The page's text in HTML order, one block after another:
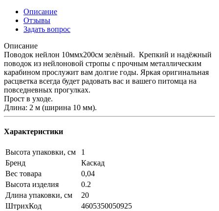
Описание
Отзывы
Задать вопрос
Описание
Поводок нейлон 10ммх200см зелёный. Крепкий и надёжный
поводок из нейлоновой стропы с прочным металлическим
карабином прослужит вам долгие годы. Яркая оригинальная
расцветка всегда будет радовать вас и вашего питомца на
повседневных прогулках.
Прост в уходе.
Длина: 2 м (ширина 10 мм).
Характеристики
Высота упаковки, см
1
Бренд
Каскад
Вес товара
0,04
Высота изделия
0.2
Длина упаковки, см
20
ШтрихКод
4605350050925